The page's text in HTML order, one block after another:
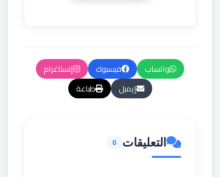
واتساب فيسبوك
إنستاغرام
إيميل
طباعة
التعليقات 0